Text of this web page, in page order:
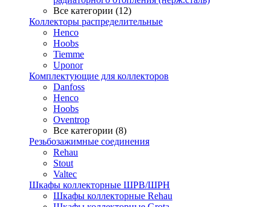
Все категории (12)
Коллекторы распределительные
Henco
Hoobs
Tiemme
Uponor
Комплектующие для коллекторов
Danfoss
Henco
Hoobs
Oventrop
Все категории (8)
Резьбозажимные соединения
Rehau
Stout
Valtec
Шкафы коллекторные ШРВ/ШРН
Шкафы коллекторные Rehau